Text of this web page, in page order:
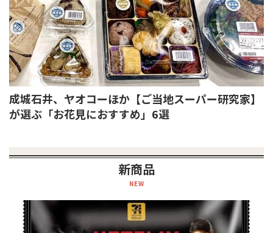
成城石井、ヤオコーほか【ご当地スーパー研究家】
が選ぶ「お花見におすすめ」6選
新商品
NEW